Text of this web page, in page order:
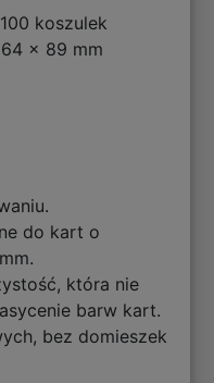
koszulek
x 89 mm
do kart o
która nie
barw kart.
bez domieszek